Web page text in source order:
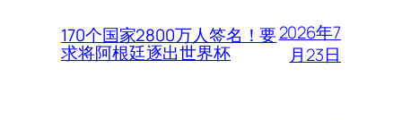
170个国家2800万人签名！要
求将阿根廷逐出世界杯
2026年7
月23日